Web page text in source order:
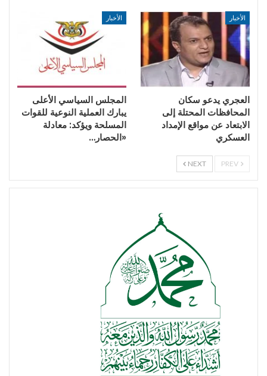
الأخبار
العجري يدعو سكان
المحافظات المحتلة إلى
الابتعاد عن مواقع الإمداد
العسكري
الأخبار
المجلس السياسي الأعلى
يبارك العملية النوعية للقوات
المسلحة ويؤكد: معادلة
«الحصار…
NEXT